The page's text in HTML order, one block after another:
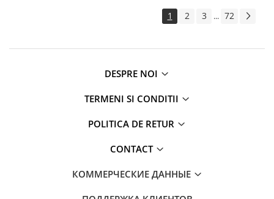
1 2 3 ... 72
DESPRE NOI
TERMENI SI CONDITII
POLITICA DE RETUR
CONTACT
КОММЕРЧЕСКИЕ ДАННЫЕ